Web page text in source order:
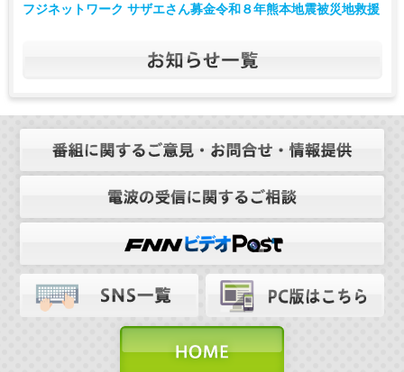
フジネットワーク サザエさん募金令和８年熊本地震被災地救援